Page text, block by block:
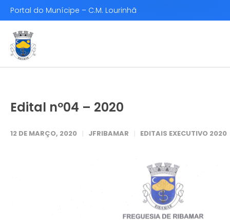
Portal do Munícipe – C.M. Lourinhã
Edital nº04 – 2020
12 DE MARÇO, 2020 JFRIBAMAR EDITAIS EXECUTIVO 2020